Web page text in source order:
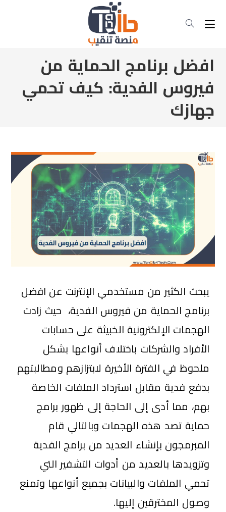
افضل برنامج الحماية من
فيروس الفدية: كيف تحمي
جهازك
يبحث الكثير من مستخدمي الإنترنت عن افضل
برنامج الحماية من فيروس الفدية، حيث زادت
الهجمات الإلكترونية الخبيثة على حسابات
الأفراد والشركات باختلاف أنواعها بشكل
ملحوظ في الفترة الأخيرة لابتزازهم ومطالبتهم
بدفع فدية مقابل استرداد الملفات الخاصة
بهم، مما أدى إلى الحاجة إلى ظهور برامج
حماية تصد هذه الهجمات وبالتالي قام
المبرمجون بإنشاء العديد من برامج الفدية
وتزويدها بالعديد من أدوات التشفير التي
تحمي الملفات والبيانات بجميع أنواعها وتمنع
وصول المخترقين إليها.